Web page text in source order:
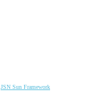
JSN Sun Framework